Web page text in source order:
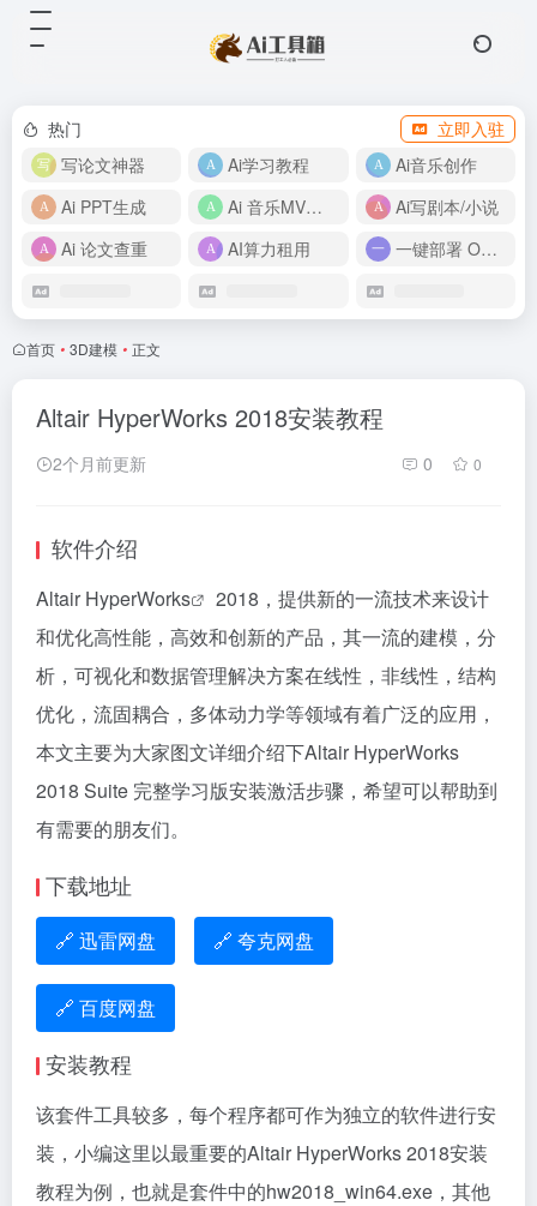
热门
立即入驻
写论文神器
Ai学习教程
Ai音乐创作
Ai PPT生成
Ai 音乐MV制作
Ai写剧本/小说
Ai 论文查重
AI算力租用 一键部署 OpenClaw
首页 • 3D建模 • 正文
Altair HyperWorks 2018安装教程
2个月前更新 0 0
软件介绍
Altair HyperWorks
2018，提供新的一流技术来设计
和优化高性能，高效和创新的产品，其一流的建模，分
析，可视化和数据管理解决方案在线性，非线性，结构
优化，流固耦合，多体动力学等领域有着广泛的应用，
本文主要为大家图文详细介绍下Altair HyperWorks
2018 Suite 完整学习版安装激活步骤，希望可以帮助到
有需要的朋友们。
下载地址
🔗 迅雷网盘 🔗 夸克网盘
🔗 百度网盘
安装教程
该套件工具较多，每个程序都可作为独立的软件进行安
装，小编这里以最重要的Altair HyperWorks 2018安装
教程为例，也就是套件中的hw2018_win64.exe，其他